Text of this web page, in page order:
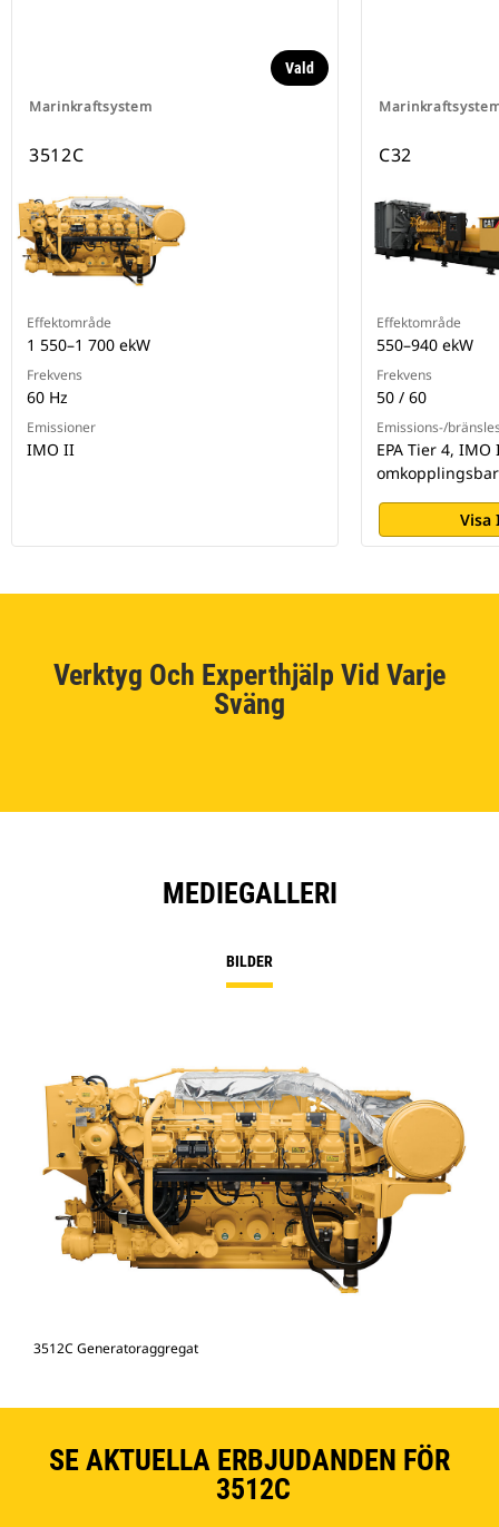
Marinkraftsystem
Vald
3512C
Effektområde
1 550–1 700 ekW
Frekvens
60 Hz
Emissioner
IMO II
C32
Effektområde
550–940 ekW
Frekvens
50 / 60
Emissions-/
EPA Tier 4,
Visa
Verktyg Och Experthjälp Vid Varje
Sväng
MEDIEGALLERI
BILDER
3512C Generatoraggregat
SE AKTUELLA ERBJUDANDEN FÖR
3512C